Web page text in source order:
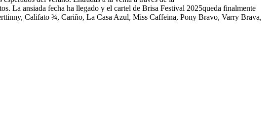
La ansiada fecha ha llegado y el cartel de Brisa Festival 2025queda finalmente
Califato ¾, Cariño, La Casa Azul, Miss Caffeina, Pony Bravo, Varry Brava,